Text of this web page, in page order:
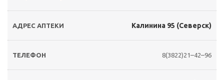
Калинина 95 (Северск)
8(3822)21–42–96